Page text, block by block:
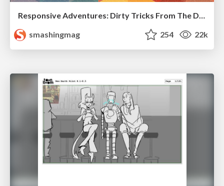
Responsive Adventures: Dirty Tricks From The Dark Corners of Front-End
smashingmag
254 22k